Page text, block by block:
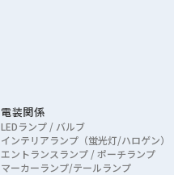
電装関係
LEDランプ / バルブ
インテリアランプ（蛍光灯/ハロゲン）
エントランスランプ / ポーチランプ
マーカーランプ/テールランプ